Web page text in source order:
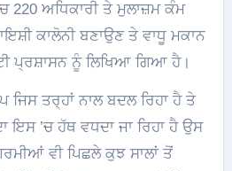
220 ਅਧਿਕਾਰੀ ਤੇ ਮੁਲਾਜ਼ਮ ਕੰਮ
ਕਾਲੋਨੀ ਬਣਾਉਣ ਤੇ ਵਾਧੂ ਮਕਾਨ
ਪ੍ਰਸ਼ਾਸਨ ਨੂੰ ਲਿਖਿਆ ਗਿਆ ਹੈ।
ਜਿਸ ਤਰ੍ਹਾਂ ਨਾਲ ਬਦਲ ਰਿਹਾ ਹੈ ਤੇ
ਇਸ ’ਚ ਹੱਥ ਵਧਦਾ ਜਾ ਰਿਹਾ ਹੈ ਉਸ
ਵੀ ਪਿਛਲੇ ਕੁਝ ਸਾਲਾਂ ਤੋਂ